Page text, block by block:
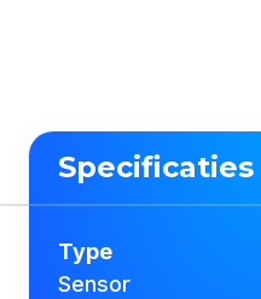
Specificaties
Type
Sensor